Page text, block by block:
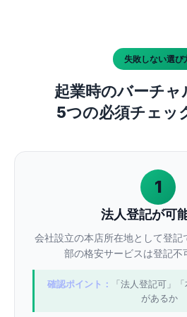
失敗しない選び
起業時のバーチャ
5つの必須チェッ
1
法人登記が可
会社設立の本店所在地として登記
部の格安サービスは登記不
確認ポイント：
「法人登記可」
があるか